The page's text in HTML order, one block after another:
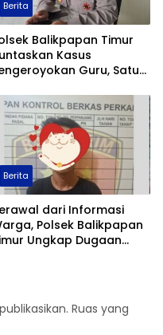
Berita
Balikpapan Timur
Kasus
Guru, Satu
Anak Berhadapan
dengan Hukum Wajib
Lapor
Berita
dari Informasi
Polsek Balikpapan
Ungkap Dugaan
Ruas yang